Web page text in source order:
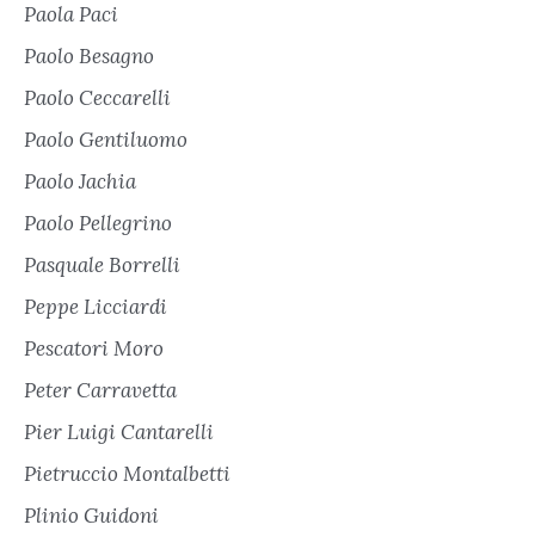
Paola Paci
Paolo Besagno
Paolo Ceccarelli
Paolo Gentiluomo
Paolo Jachia
Paolo Pellegrino
Pasquale Borrelli
Peppe Licciardi
Pescatori Moro
Peter Carravetta
Pier Luigi Cantarelli
Pietruccio Montalbetti
Plinio Guidoni